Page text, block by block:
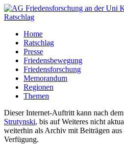
Home
Ratschlag
Presse
Friedensbewegung
Friedensforschung
Memorandum
Regionen
Themen
Dieser Internet-Auftritt kann nach dem
Strutynski, bis auf Weiteres nicht
weiterhin als Archiv mit Beiträgen
Verfügung.